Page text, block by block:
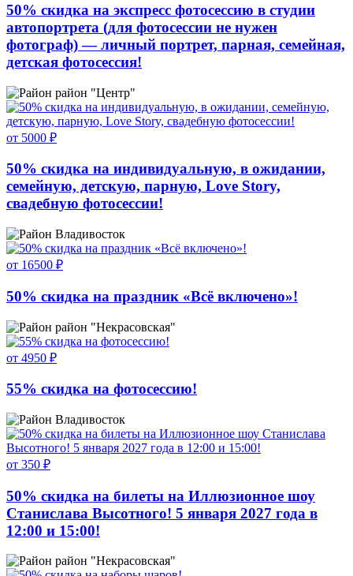
50% скидка на экспресс фотосессию в студии
автопортрета (для фотосессии не нужен
фотограф) — личный портрет, парная, семейная,
детская фотосессия!
район "Центр"
от 5000 ₽
50% скидка на индивидуальную, в ожидании,
семейную, детскую, парную, Love Story,
свадебную фотосессии!
Владивосток
от 16500 ₽
50% скидка на праздник «Всё включено»!
район "Некрасовская"
от 4950 ₽
55% скидка на фотосессию!
Владивосток
от 350 ₽
50% скидка на билеты на Иллюзионное шоу
Станислава Высотного! 5 января 2027 года в
12:00 и 15:00!
район "Некрасовская"